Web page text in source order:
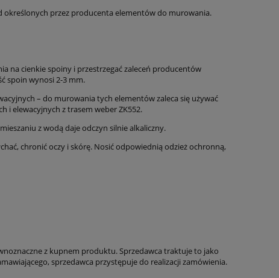
określonych przez producenta elementów do murowania.
na cienkie spoiny i przestrzegać zaleceń producentów
spoin wynosi 2-3 mm.
– do murowania tych elementów zaleca się używać
i elewacyjnych z trasem weber ZK552.
z wodą daje odczyn silnie alkaliczny.
chronić oczy i skórę. Nosić odpowiednią odzież ochronną,
z kupnem produktu. Sprzedawca traktuje to jako
sprzedawca przystępuje do realizacji zamówienia.